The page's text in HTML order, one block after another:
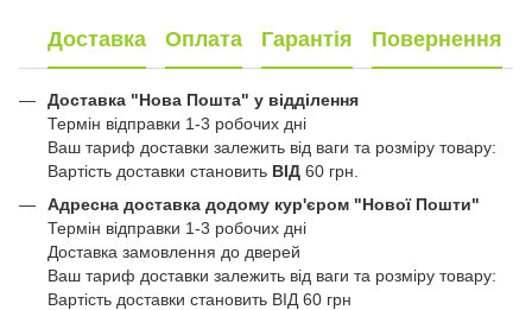
Доставка Оплата Гарантія Повернення
Доставка "Нова Пошта" у відділення
Термін відправки 1-3 робочих дні
Ваш тариф доставки залежить від ваги та розміру товару:
Вартість доставки становить ВІД 60 грн.
Адресна доставка додому кур'єром "Нової Пошти"
Термін відправки 1-3 робочих дні
Доставка замовлення до дверей
Ваш тариф доставки залежить від ваги та розміру товару:
Вартість доставки становить ВІД 60 грн